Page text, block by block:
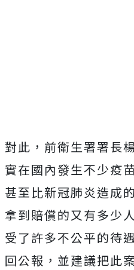
對此，前衛生署署長
實在國內發生不少疫
甚至比新冠肺炎造成
拿到賠償的又有多少
受了許多不公平的待
回公報，並建議把此